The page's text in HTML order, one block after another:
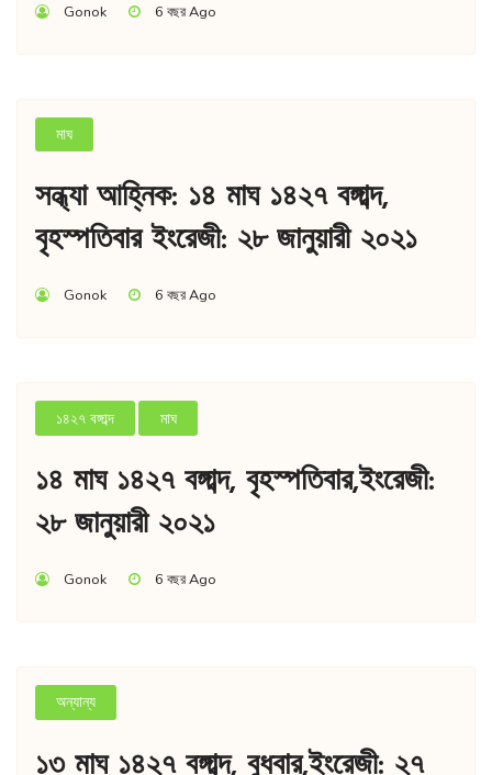
Gonok 6 বছর Ago
মাঘ
সন্ধ্যা আহ্নিক: ১৪ মাঘ ১৪২৭ বঙ্গাব্দ,
বৃহস্পতিবার ইংরেজী: ২৮ জানুয়ারী ২০২১
Gonok 6 বছর Ago
১৪২৭ বঙ্গাব্দ মাঘ
১৪ মাঘ ১৪২৭ বঙ্গাব্দ, বৃহস্পতিবার,ইংরেজী:
২৮ জানুয়ারী ২০২১
Gonok 6 বছর Ago
অন্যান্য
১৩ মাঘ ১৪২৭ বঙ্গাব্দ, বুধবার,ইংরেজী: ২৭